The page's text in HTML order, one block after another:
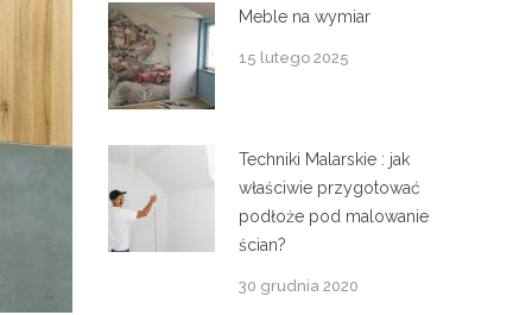
Meble na wymiar
15 lutego 2025
Techniki Malarskie : jak
właściwie przygotować
podłoże pod malowanie
ścian?
30 grudnia 2020